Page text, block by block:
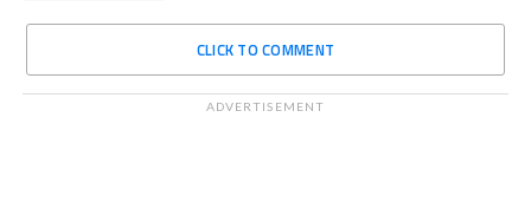
CLICK TO COMMENT
ADVERTISEMENT